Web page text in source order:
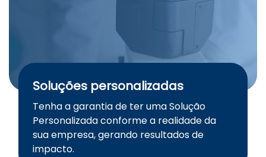
Soluções personalizadas
Tenha a garantia de ter uma Solução
Personalizada conforme a realidade da
sua empresa, gerando resultados de
impacto.